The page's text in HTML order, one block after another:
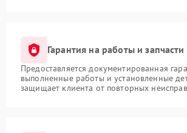
Гарантия на работы и запчасти
Предоставляется документированная
выполненные работы и установленные
защищает клиента от повторных